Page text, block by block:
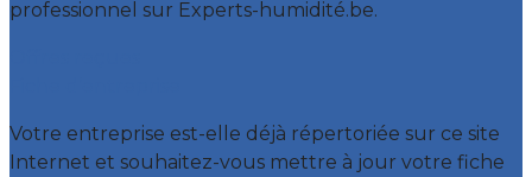
professionnel sur Experts-humidité.be.
Votre entreprise est-elle déjà répertoriée sur ce site
Internet et souhaitez-vous mettre à jour votre fiche